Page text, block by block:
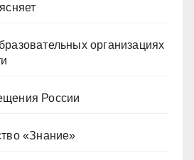
организациях
России
«Знание»